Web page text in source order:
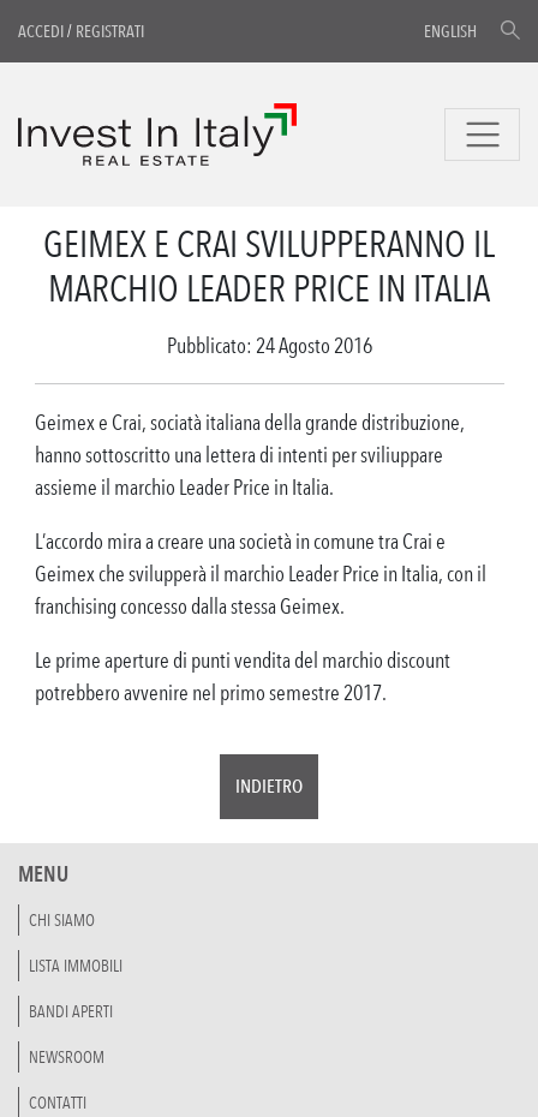
ACCEDI/ REGISTRATI ENGLISH
GEIMEX E CRAI SVILUPPERANNO IL
MARCHIO LEADER PRICE IN ITALIA
Pubblicato: 24 Agosto 2016
Geimex e Crai, sociatà italiana della grande distribuzione,
hanno sottoscritto una lettera di intenti per sviliuppare
assieme il marchio Leader Price in Italia.
L’accordo mira a creare una società in comune tra Crai e
Geimex che svilupperà il marchio Leader Price in Italia, con il
franchising concesso dalla stessa Geimex.
Le prime aperture di punti vendita del marchio discount
potrebbero avvenire nel primo semestre 2017.
INDIETRO
MENU
CHI SIAMO
LISTA IMMOBILI
BANDI APERTI
NEWSROOM
CONTATTI